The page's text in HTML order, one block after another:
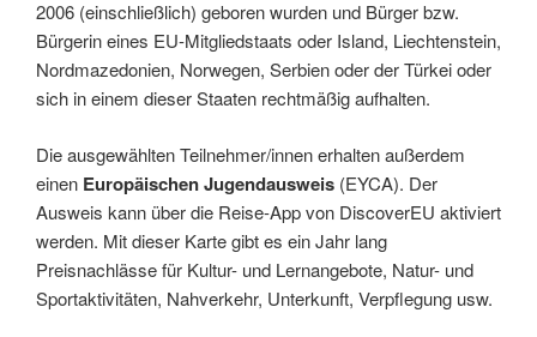
2006 (einschließlich) geboren wurden und Bürger bzw.
Bürgerin eines EU-Mitgliedstaats oder Island, Liechtenstein,
Nordmazedonien, Norwegen, Serbien oder der Türkei oder
sich in einem dieser Staaten rechtmäßig aufhalten.
Die ausgewählten Teilnehmer/innen erhalten außerdem
einen Europäischen Jugendausweis (EYCA). Der
Ausweis kann über die Reise-App von DiscoverEU aktiviert
werden. Mit dieser Karte gibt es ein Jahr lang
Preisnachlässe für Kultur- und Lernangebote, Natur- und
Sportaktivitäten, Nahverkehr, Unterkunft, Verpflegung usw.